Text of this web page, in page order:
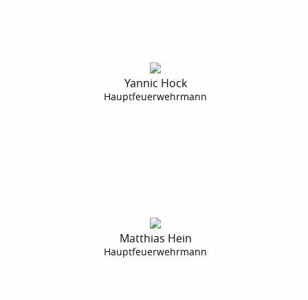
Yannic Hock
Hauptfeuerwehrmann
Matthias Hein
Hauptfeuerwehrmann